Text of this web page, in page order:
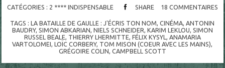
CATÉGORIES : 2 **** INDISPENSABLE SHARE 18 COMMENTAIRES
TAGS :LA BATAILLE DE GAULLE : J'ÉCRIS TON NOM,CINÉMA,ANTONIN
BAUDRY, SIMON ABKARIAN, NIELS SCHNEIDER, KARIM LEKLOU, SIMON
RUSSEL BEALE, THIERRY LHERMITTE, FÉLIX KYSYL , ANAMARIA
VARTOLOMEI,LOÏC CORBERY, TOM MISON (COEUR AVEC LES MAINS),
GRÉGOIRE COLIN, CAMPBELL SCOTT